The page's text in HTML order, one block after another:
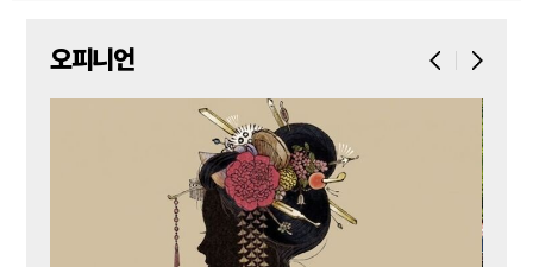
오피니언